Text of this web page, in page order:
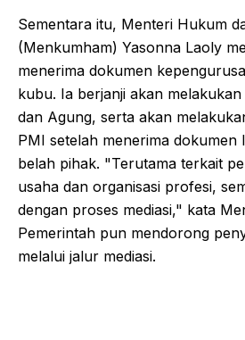
Sementara itu, Menteri Hukum
(Menkumham) Yasonna Laoly
menerima dokumen
kubu. Ia berjanji akan
dan Agung, serta akan
PMI setelah menerima dokumen
belah pihak. "Terutama terkait
usaha dan organisasi profesi,
dengan proses mediasi," kata
Pemerintah pun mendorong
melalui jalur mediasi.